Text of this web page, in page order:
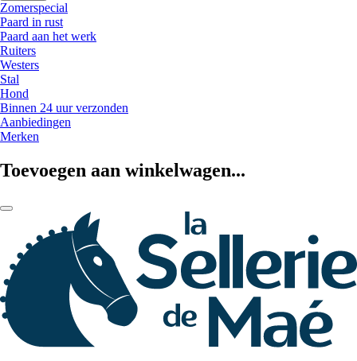
Zomerspecial
Paard in rust
Paard aan het werk
Ruiters
Westers
Stal
Hond
Binnen 24 uur verzonden
Aanbiedingen
Merken
Toevoegen aan winkelwagen...